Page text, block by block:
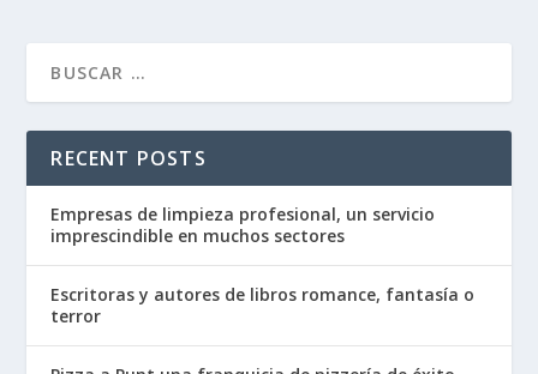
RECENT POSTS
Empresas de limpieza profesional, un servicio
imprescindible en muchos sectores
Escritoras y autores de libros romance, fantasía o
terror